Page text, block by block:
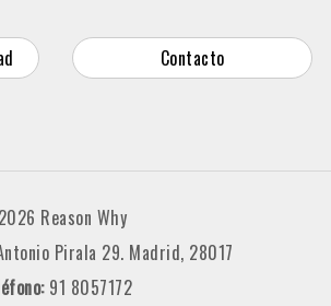
Contacto
Reason Why
Pirala 29. Madrid, 28017
91 8057172